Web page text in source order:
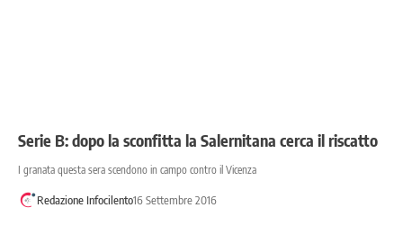
Serie B: dopo la sconfitta la Salernitana cerca il riscatto
I granata questa sera scendono in campo contro il Vicenza
Redazione Infocilento16 Settembre 2016